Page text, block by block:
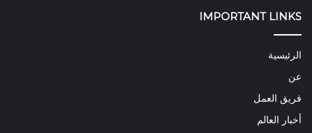
IMPORTANT LINKS
الرئيسية
عن
فريق العمل
أخبار العالم